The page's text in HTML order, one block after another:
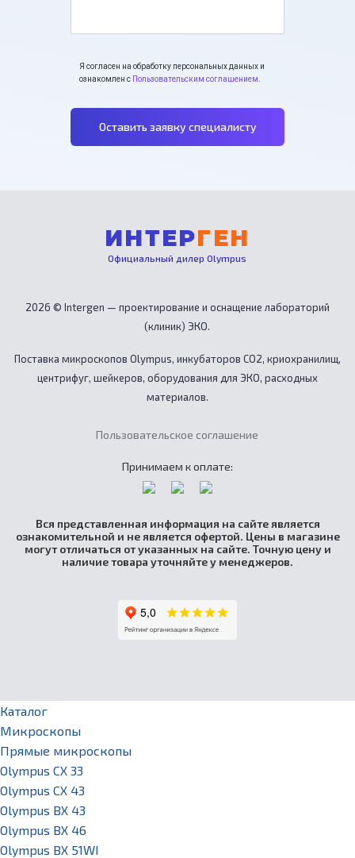
Я согласен на обработку персональных данных и
ознакомлен с Пользовательским соглашением
Оставить заявку специалисту
ИНТЕРГЕН
Официальный дилер Olympus
2026 © Intergen — проектирование и оснащение лабораторий
(клиник) ЭКО.
Поставка микроскопов Olympus, инкубаторов CO2, криохранилищ,
центрифуг, шейкеров, оборудования для ЭКО, расходных
материалов.
Пользовательское соглашение
Принимаем к оплате:
Вся представленная информация на сайте является
ознакомительной и не является офертой. Цены в магазине
могут отличаться от указанных на сайте. Точную цену и
наличие товара уточняйте у менеджеров.
Каталог
Микроскопы
Прямые микроскопы
Olympus CX 33
Olympus CX 43
Olympus BX 43
Olympus BX 46
Olympus BX 51WI